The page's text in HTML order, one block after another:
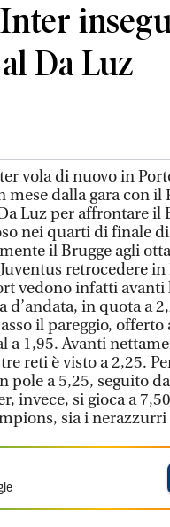
Da Luz
vola di nuovo in
dalla gara con il
Luz per affrontare il
nei quarti di finale
il Brugge agli
retrocedere
vedono infatti
d’andata, in quota a
il pareggio, offerto
a 1,95. Avanti
reti è visto a 2,25.
pole a 5,25, seguito
invece, si gioca a
sia i